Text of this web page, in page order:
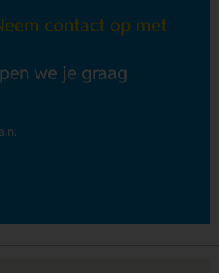
contact op met
we je graag